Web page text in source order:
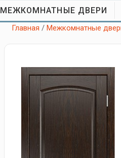
МЕЖКОМНАТНЫЕ ДВЕРИ
Главная /Межкомнатные